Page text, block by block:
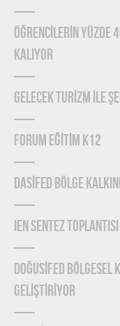
ÖĞRENCİLERİN YÜZDE
KALIYOR
GELECEK TURİZM İLE
FORUM EĞİTİM K12
DASİFED BÖLGE
IEN Sentez Toplantısı
DOĞUSİFED
GELİŞTİRİYOR